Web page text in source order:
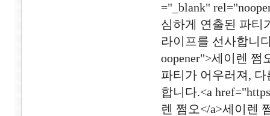
="_blank"
심하게 연출된 파티
라이프를 선사합니
oopener">세이렌
파티가 어우러져,
합니다.<a
렌 쩜오</a>세이렌